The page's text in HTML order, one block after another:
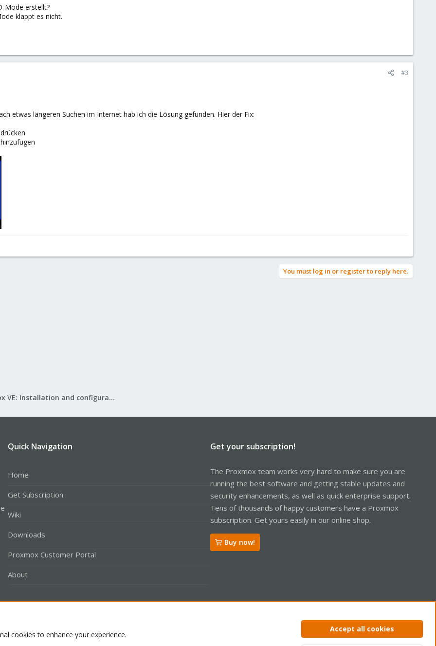
Mode erstellt?
klappt es nicht.
#3
etwas längeren Suchen im Internet hab ich die Lösung gefunden. Hier der Fix:
You must log in or register to reply here.
Proxmox VE: Installation and configuration
Quick Navigation
Home
Get Subscription
Wiki
Downloads
Proxmox Customer Portal
About
Get your subscription!
The Proxmox team works very hard to make sure you are
running the best software and getting stable updates and
security enhancements, as well as quick enterprise support.
Tens of thousands of happy customers have a Proxmox
subscription. Get yours easily in our online shop.
Buy now!
Privacy policy Help Home
cookies to enhance your experience.
Accept all cookies